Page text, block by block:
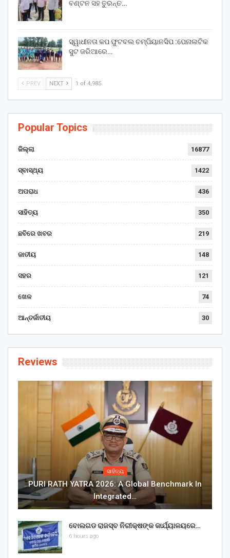
ବଣ୍ଟନ ସହ ତୁରନ୍ତ…
ସ୍ୱାଧୀନତା କପ ଫୁଟବଲ ଚମ୍ପିୟାନସିପ :ପେନାଲଟିକ
ସୁଟ ଜରିଆରେ…
PREV NEXT 1 of 4,985
Popular Topics
ଜିଲ୍ଲା 16877
ସ୍ବାସ୍ଥ୍ୟ 1422
ଅପରାଧ 436
ସାହିତ୍ୟ 350
ଛବିରେ ଖବର 219
ଜାତୀୟ 148
ସହର 121
ଖେଳ 74
ଆନ୍ତର୍ଜାତୀୟ 30
Reviews
ସାହିତ୍ୟ
PURI RATH YATRA 2026: A Global Benchmark In
Integrated…
ବୋଲଗଡ ରାଜସ୍ବ ନିରୀକ୍ଷଙ୍କ କାର୍ଯ୍ୟାଳୟରେ…
6 hours ago